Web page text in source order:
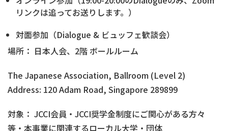
リンクは追ってお送りします。）
対面参加（Dialogue & ビュッフェ歓談会）
場所： 日本人会、2階 ボールルーム
The Japanese Association, Ballroom (Level 2)
Address: 120 Adam Road, Singapore 289899
対象： JCCI会員・JCCI奨学金制度にご関心がある方々
等・本事業に関連するローカル大学・団体